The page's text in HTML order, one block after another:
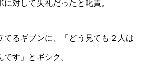
対して失礼だったと叱責。
てるギブンに、「どう見ても２人は
す」とギシク。